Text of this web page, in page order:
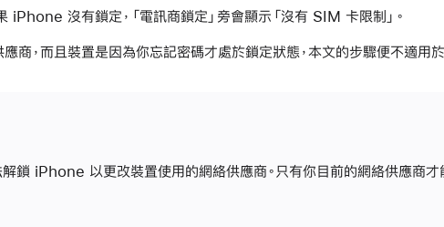
iPhone 沒有鎖定，「電訊商鎖定」旁會顯示「沒有 SIM 卡限制」。
商，而且裝置是因為你忘記密碼才處於鎖定狀態，本文的步驟便不適用於
鎖 iPhone 以更改裝置使用的網絡供應商。只有你目前的網絡供應商才